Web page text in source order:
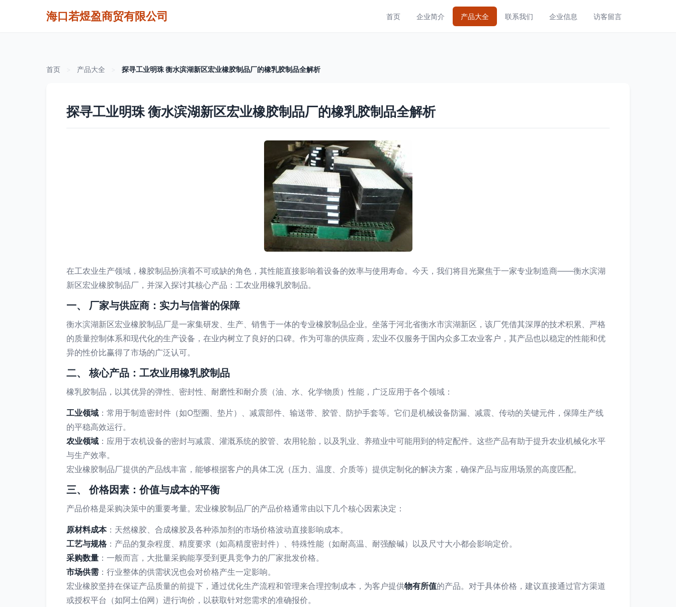
海口若煜盈商贸有限公司 首页 企业简介 产品大全 联系我们 企业信息 访客留言
首页 产品大全 探寻工业明珠 衡水滨湖新区宏业橡胶制品厂的橡乳胶制品全解析
探寻工业明珠 衡水滨湖新区宏业橡胶制品厂的橡乳胶制品全解析
在工农业生产领域，橡胶制品扮演着不可或缺的角色，其性能直接影响着设备的效率与使用寿命。今天，我们将目光聚焦于一家专业制造商——衡水滨湖
新区宏业橡胶制品厂，并深入探讨其核心产品：工农业用橡乳胶制品。
一、 厂家与供应商：实力与信誉的保障
衡水滨湖新区宏业橡胶制品厂是一家集研发、生产、销售于一体的专业橡胶制品企业。坐落于河北省衡水市滨湖新区，该厂凭借其深厚的技术积累、严格
的质量控制体系和现代化的生产设备，在业内树立了良好的口碑。作为可靠的供应商，宏业不仅服务于国内众多工农业客户，其产品也以稳定的性能和优
异的性价比赢得了市场的广泛认可。
二、 核心产品：工农业用橡乳胶制品
橡乳胶制品，以其优异的弹性、密封性、耐磨性和耐介质（油、水、化学物质）性能，广泛应用于各个领域：
工业领域 ：常用于制造密封件（如O型圈、垫片）、减震部件、输送带、胶管、防护手套等。它们是机械设备防漏、减震、传动的关键元件，保障生产线
的平稳高效运行。
农业领域 ：应用于农机设备的密封与减震、灌溉系统的胶管、农用轮胎，以及乳业、养殖业中可能用到的特定配件。这些产品有助于提升农业机械化水平
与生产效率。
宏业橡胶制品厂提供的产品线丰富，能够根据客户的具体工况（压力、温度、介质等）提供定制化的解决方案，确保产品与应用场景的高度匹配。
三、 价格因素：价值与成本的平衡
产品价格是采购决策中的重要考量。宏业橡胶制品厂的产品价格通常由以下几个核心因素决定：
原材料成本：天然橡胶、合成橡胶及各种添加剂的市场价格波动直接影响成本。
工艺与规格 ：产品的复杂程度、精度要求（如高精度密封件）、特殊性能（如耐高温、耐强酸碱）以及尺寸大小都会影响定价。
采购数量 ：一般而言，大批量采购能享受到更具竞争力的厂家批发价格。
市场供需 ：行业整体的供需状况也会对价格产生一定影响。
宏业橡胶坚持在保证产品质量的前提下，通过优化生产流程和管理来合理控制成本，为客户提供物有所值的产品。对于具体价格，建议直接通过官方渠道
或授权平台（如阿土伯网）进行询价，以获取针对您需求的准确报价。